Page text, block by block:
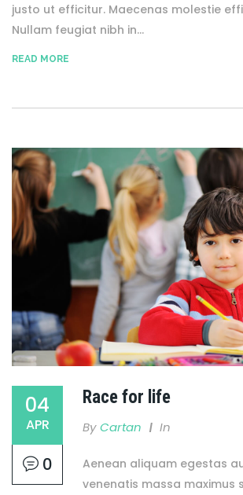
justo ut efficitur. Maecenas molestie
Nullam feugiat nibh in...
READ MORE
04
APR
0
Race for life
By Cartan In
Aenean aliquam egestas
venenatis massa maximus